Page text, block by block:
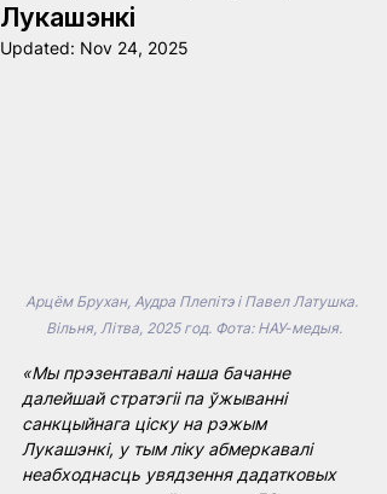
Лукашэнкі
Updated: Nov 24, 2025
Арцём Брухан, Аудра Плепітэ і Павел Латушка.
Вільня, Літва, 2025 год. Фота: НАУ-медыя.
«Мы прэзентавалі наша бачанне
далейшай стратэгіі па ўжыванні
санкцыйнага ціску на рэжым
Лукашэнкі, у тым ліку абмеркавалі
неабходнасць увядзення дадатковых